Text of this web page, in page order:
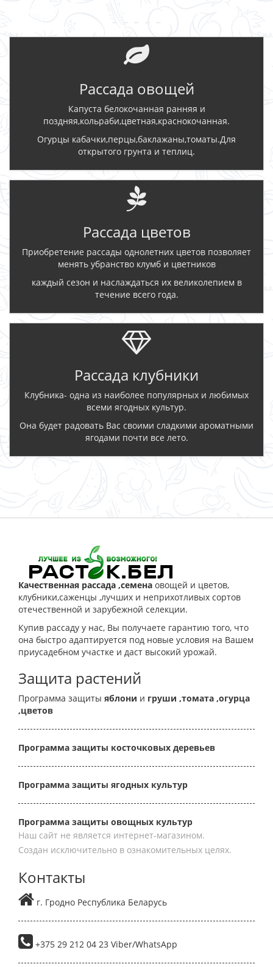
Рассада овощей
Капуста белокочанная ранняя и
поздняя,кольраби,цветная,краснокочанная.
Огурцы кабачки,перцы,баклажаны,томаты.Для
открытого грунта и теплиц.
Рассада цветов
Приобретение рассады однолетних цветов позволяет
менять убранство клумб и цветников
каждый сезон и наслаждаться их великолепием в
течение всего года.
Рассада клубники
Клубника- одна из наиболее популярных и любимых
всеми ягодных культур.
Она будет радовать Вас своими сладкими ароматными
ягодами почти все лето.
Качественная рассада ,семена овощей и цветов,
клубники,саженцы ,лучших и неприхотливых сортов
отечественной и зарубежной селекции.
Купив рассаду у нас, Вы получаете гарантию того, что
она быстро адаптируется под новые условия на Вашем
приусадебном участке и даст высокий урожай.
Защита растений
Программа защиты яблони и груши ,томата ,огурца
,цветов
Программа защиты косточковых деревьев
Программа защиты ягодных культур
Программа защиты овощных культур
Наш сайт не является интернет-магазином.
Создан исключительно в ознакомительных целях.
Контакты
г. Гродно Республика Беларусь
+375 29 212 04 23 Viber/WhatsApp